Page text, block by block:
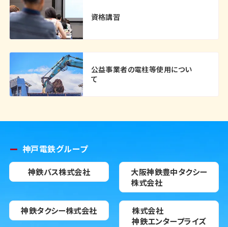
資格講習
公益事業者の電柱等使用につい
て
神戸電鉄グループ
神鉄バス株式会社
大阪神鉄豊中タクシー
株式会社
神鉄タクシー株式会社
株式会社
神鉄エンタープライズ